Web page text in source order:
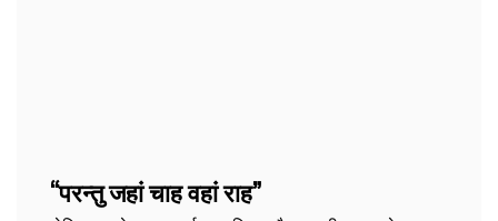
“परन्तु जहां चाह वहां राह”